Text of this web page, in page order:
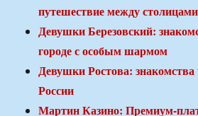
путешествие между столицами
Девушки Березовский:
городе с особым шармом
Девушки Ростова:
России
Мартин Казино: Премиум-